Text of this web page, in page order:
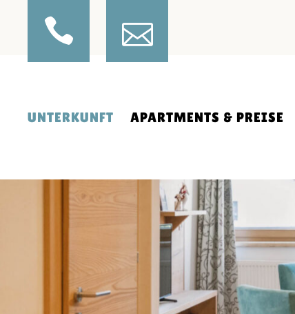
UNTERKUNFT
IHRE GASTGEBER
INDOOR-SPIELRAUM
APARTMENTS & PREISE
APARTMENT MINI
APARTMENT MIDI
APARTMENT MAXI
PREISE APARTMENTS
BUCHUNGSINFOS
RESTPLÄTZE
IHRE GASTGEBER
INKLUSIVLEISTUNGEN
APARTMENTS
SKIBUS
APARTMENT MAXI